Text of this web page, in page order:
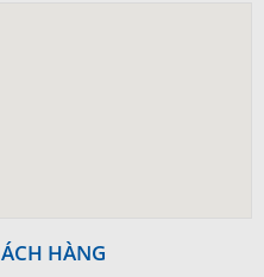
HÀNG